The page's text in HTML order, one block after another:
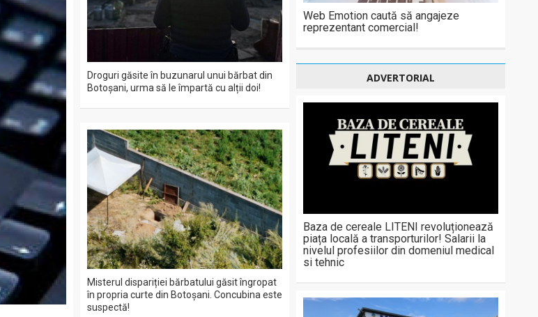
Droguri găsite în buzunarul unui bărbat din
Botoșani, urma să le împartă cu alții doi!
Misterul dispariției bărbatului găsit îngropat
în propria curte din Botoșani. Concubina este
suspectă!
Web Emotion caută să angajeze
reprezentant comercial!
ADVERTORIAL
Baza de cereale LITENI revoluționează
piața locală a transporturilor! Salarii la
nivelul profesiilor din domeniul medical
si tehnic